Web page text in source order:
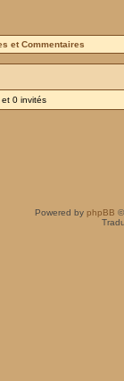
et Commentaires
et 0 invités
Powered by phpBB